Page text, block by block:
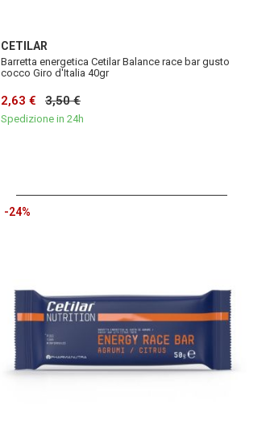
CETILAR
Barretta energetica Cetilar Balance race bar gusto
cocco Giro d'Italia 40gr
2,63 € 3,50 €
Spedizione in 24h
-24%